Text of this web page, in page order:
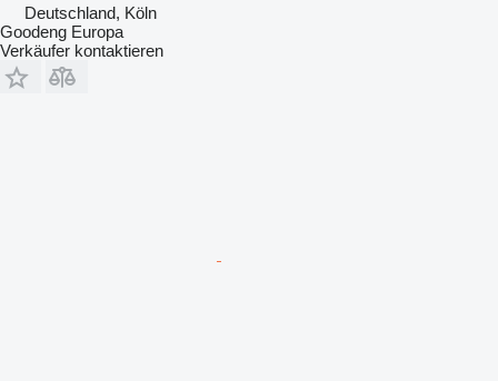
Deutschland, Köln
Goodeng Europa
Verkäufer kontaktieren